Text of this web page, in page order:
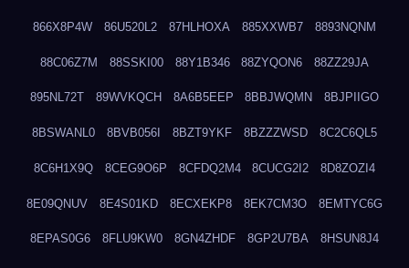
866X8P4W 86U520L2 87HLHOXA 885XXWB7 8893NQNM
88C06Z7M 88SSKI00 88Y1B346 88ZYQON6 88ZZ29JA
895NL72T 89WVKQCH 8A6B5EEP 8BBJWQMN 8BJPIIGO
8BSWANL0 8BVB056I 8BZT9YKF 8BZZZWSD 8C2C6QL5
8C6H1X9Q 8CEG9O6P 8CFDQ2M4 8CUCG2I2 8D8ZOZI4
8E09QNUV 8E4S01KD 8ECXEKP8 8EK7CM3O 8EMTYC6G
8EPAS0G6 8FLU9KW0 8GN4ZHDF 8GP2U7BA 8HSUN8J4